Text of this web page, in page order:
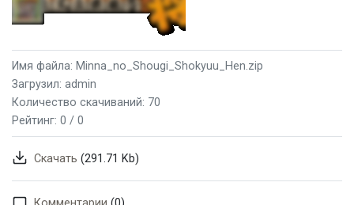
Имя файла: Minna_no_Shougi_Shokyuu_Hen.zip
Загрузил: admin
Количество скачиваний: 70
Рейтинг: 0 / 0
Скачать (291.71 Kb)